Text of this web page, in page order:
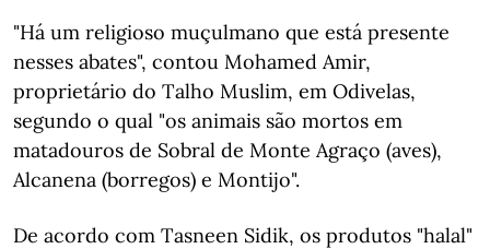
"Há um religioso muçulmano que está presente
nesses abates", contou Mohamed Amir,
proprietário do Talho Muslim, em Odivelas,
segundo o qual "os animais são mortos em
matadouros de Sobral de Monte Agraço (aves),
Alcanena (borregos) e Montijo".
De acordo com Tasneen Sidik, os produtos "halal"